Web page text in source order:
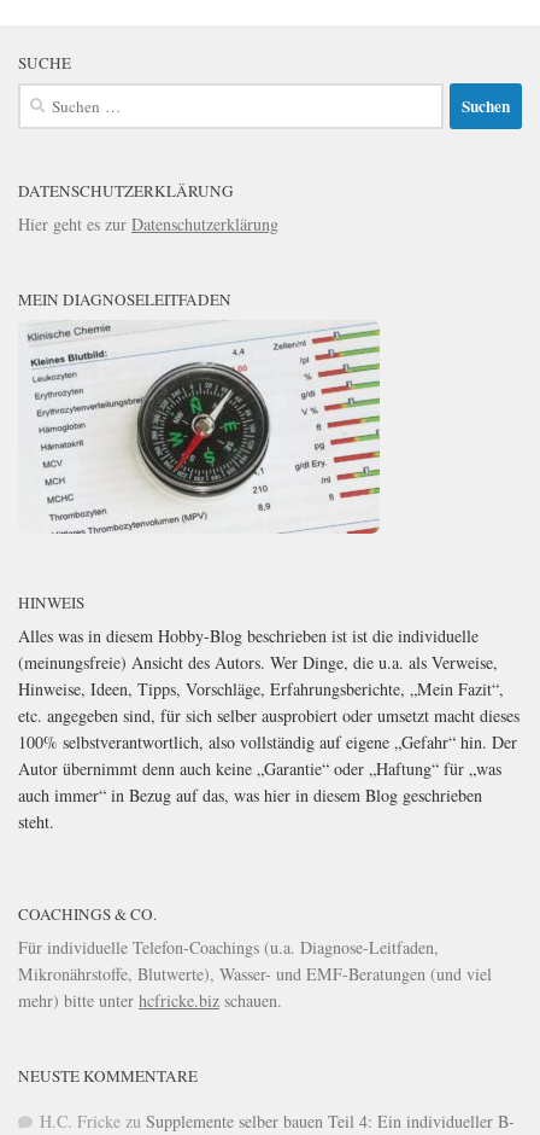
SUCHE
Suchen
nach:
DATENSCHUTZERKLÄRUNG
Hier geht es zur Datenschutzerklärung
MEIN DIAGNOSELEITFADEN
HINWEIS
Alles was in diesem Hobby-Blog beschrieben ist ist die individuelle
(meinungsfreie) Ansicht des Autors. Wer Dinge, die u.a. als Verweise,
Hinweise, Ideen, Tipps, Vorschläge, Erfahrungsberichte, „Mein Fazit“,
etc. angegeben sind, für sich selber ausprobiert oder umsetzt macht dieses
100% selbstverantwortlich, also vollständig auf eigene „Gefahr“ hin. Der
Autor übernimmt denn auch keine „Garantie“ oder „Haftung“ für „was
auch immer“ in Bezug auf das, was hier in diesem Blog geschrieben
steht.
COACHINGS & CO.
Für individuelle Telefon-Coachings (u.a. Diagnose-Leitfaden,
Mikronährstoffe, Blutwerte), Wasser- und EMF-Beratungen (und viel
mehr) bitte unter hcfricke.biz schauen.
NEUSTE KOMMENTARE
H.C. Fricke zu Supplemente selber bauen Teil 4: Ein individueller B-